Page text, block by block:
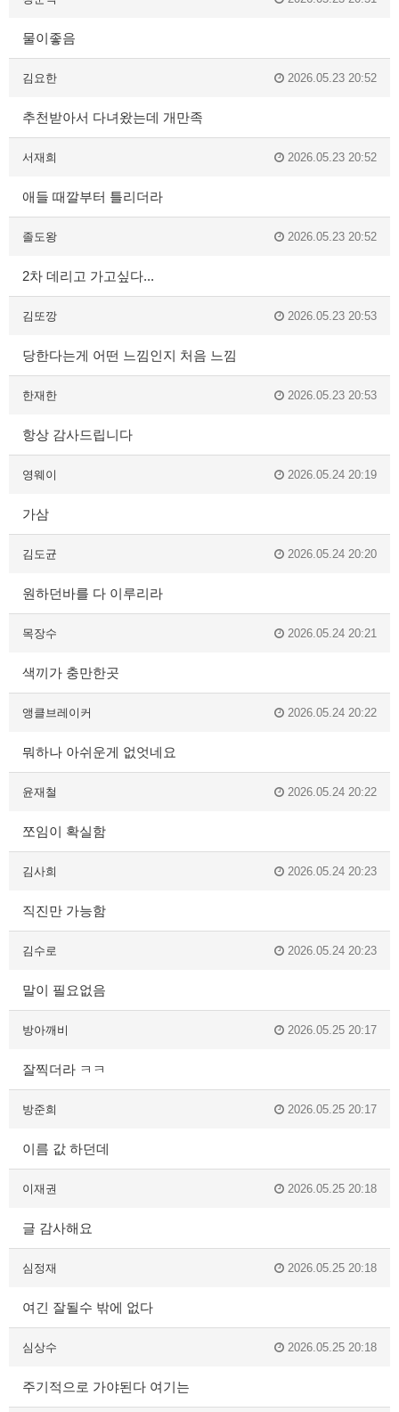
물이좋음
김요한 2026.05.23 20:52
추천받아서 다녀왔는데 개만족
서재희 2026.05.23 20:52
애들 때깔부터 틀리더라
졸도왕 2026.05.23 20:52
2차 데리고 가고싶다...
김또깡 2026.05.23 20:53
당한다는게 어떤 느낌인지 처음 느낌
한재한 2026.05.23 20:53
항상 감사드립니다
영웨이 2026.05.24 20:19
가삼
김도균 2026.05.24 20:20
원하던바를 다 이루리라
목장수 2026.05.24 20:21
색끼가 충만한곳
앵클브레이커 2026.05.24 20:22
뭐하나 아쉬운게 없엇네요
윤재철 2026.05.24 20:22
쪼임이 확실함
김사희 2026.05.24 20:23
직진만 가능함
김수로 2026.05.24 20:23
말이 필요없음
방아깨비 2026.05.25 20:17
잘찍더라 ㅋㅋ
방준희 2026.05.25 20:17
이름 값 하던데
이재권 2026.05.25 20:18
글 감사해요
심정재 2026.05.25 20:18
여긴 잘될수 밖에 없다
심상수 2026.05.25 20:18
주기적으로 가야된다 여기는